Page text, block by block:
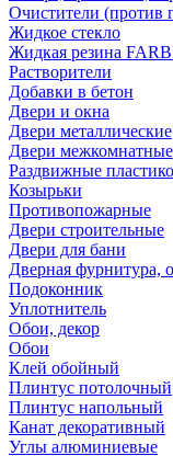
Очистители (против
Жидкое стекло
Жидкая резина
Растворители
Добавки в бетон
Двери и окна
Двери металлические
Двери межкомнатные
Раздвижные
Козырьки
Противопожарные
Двери строительные
Двери для бани
Дверная фурнитура,
Подоконник
Уплотнитель
Обои, декор
Обои
Клей обойный
Плинтус потолочный
Плинтус напольный
Канат декоративный
Углы алюминиевые